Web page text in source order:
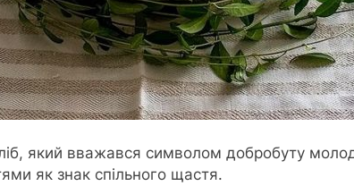
який вважався символом добробуту
як знак спільного щастя.